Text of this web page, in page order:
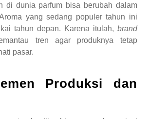
di dunia parfum bisa berubah dalam
yang sedang populer tahun ini
tahun depan. Karena itulah, brand
tren agar produknya tetap
pasar.
Produksi dan